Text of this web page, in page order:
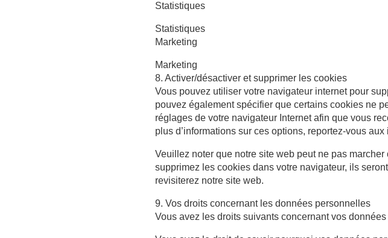
Statistiques
Statistiques
Marketing
Marketing
8. Activer/désactiver et supprimer les cookies
Vous pouvez utiliser votre navigateur internet pour
pouvez également spécifier que certains cookies ne
réglages de votre navigateur Internet afin que vous
plus d’informations sur ces options, reportez-vous
Veuillez noter que notre site web peut ne pas
supprimez les cookies dans votre navigateur, ils
revisiterez notre site web.
9. Vos droits concernant les données personnelles
Vous avez les droits suivants concernant vos